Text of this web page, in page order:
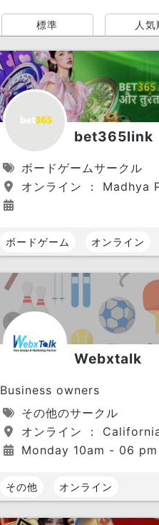
標準 人気
bet365link
ボードゲームサークル
オンライン ： Madhya
ボードゲーム オンライン
Webxtalk
Business owners
その他のサークル
オンライン ：
Monday 10am - 06 pm
その他 オンライン